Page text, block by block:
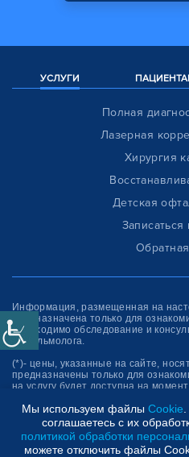
УСЛУГИ
Полная
Лазерная
Хирургия
Детская
Клиника “СФЕРА”
Информация, размещенная на
предназначена только для
необходимо обследование и
офтальмолога.
(*)- цены, указанные на сайте,
предназначены только для
на услугу будет доступна на
Мы используем файлы Cookie
соглашаетесь с их
политикой обработки
можете отключить файлы